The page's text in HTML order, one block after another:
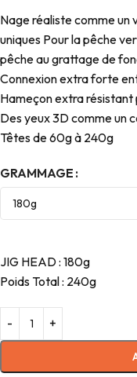
Nage réaliste comme un
uniques Pour la pêche
pêche au grattage de
Connexion extra forte
Hameçon extra résistant
Des yeux 3D comme un
Têtes de 60g à 240g
GRAMMAGE
JIG HEAD : 180g
Poids Total : 240g